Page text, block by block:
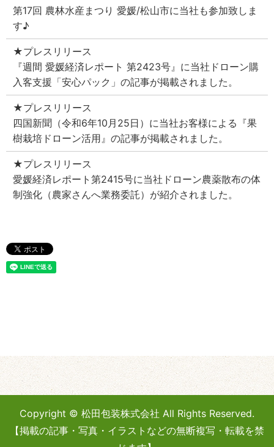
第17回 農林水産まつり 愛媛/松山市に当社も参加致しま
す♪
★プレスリリース
『週間 愛媛経済レポート 第2423号』に当社ドローン購
入客支援「安心パック」の記事が掲載されました。
★プレスリリース
四国新聞（令和6年10月25日）に当社お客様による『果
樹栽培ドローン活用』の記事が掲載されました。
★プレスリリース
愛媛経済レポート第2415号に当社ドローン農薬散布の体
制強化（農家さんへ業務委託）が紹介されました。
Copyright © 松田包装株式会社 All Rights Reserved.
【掲載の記事・写真・イラストなどの無断複写・転載を禁